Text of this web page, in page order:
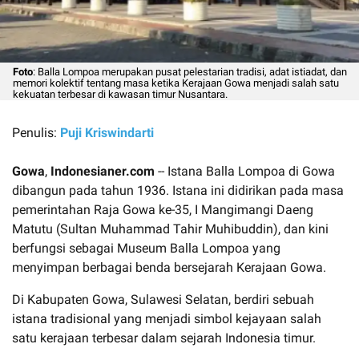
Foto: Balla Lompoa merupakan pusat pelestarian tradisi, adat istiadat, dan
memori kolektif tentang masa ketika Kerajaan Gowa menjadi salah satu
kekuatan terbesar di kawasan timur Nusantara.
Penulis: Puji Kriswindarti
Gowa, Indonesianer.com -- Istana Balla Lompoa di Gowa
dibangun pada tahun 1936. Istana ini didirikan pada masa
pemerintahan Raja Gowa ke-35, I Mangimangi Daeng
Matutu (Sultan Muhammad Tahir Muhibuddin), dan kini
berfungsi sebagai Museum Balla Lompoa yang
menyimpan berbagai benda bersejarah Kerajaan Gowa.
Di Kabupaten Gowa, Sulawesi Selatan, berdiri sebuah
istana tradisional yang menjadi simbol kejayaan salah
satu kerajaan terbesar dalam sejarah Indonesia timur.